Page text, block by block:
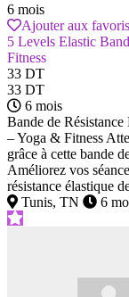
6 mois
Ajouter aux favoris
5 Levels Elastic
Fitness
33 DT
33 DT
6 mois
Bande de
– Yoga & Fitness
grâce à cette bande
Améliorez vos
résistance élastique
Tunis, TN
6